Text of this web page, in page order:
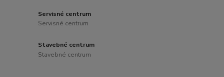
Servisné centrum
Servisné centrum
Stavebné centrum
Stavebné centrum